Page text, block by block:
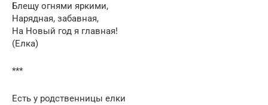
Блещу огнями яркими,
Нарядная, забавная,
На Новый год я главная!
(Елка)
***
Есть у родственницы елки